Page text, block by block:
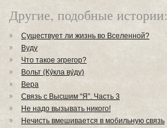
Другие, подобные истории:
Существует ли жизнь во Вселенной?
Вуду
Что такое эгрегор?
Вольт (Ку́кла ву́ду)
Вера
Связь c Высшим “Я”. Часть 3
Не надо вызывать никого!
Нечисть вмешивается в мобильную связь